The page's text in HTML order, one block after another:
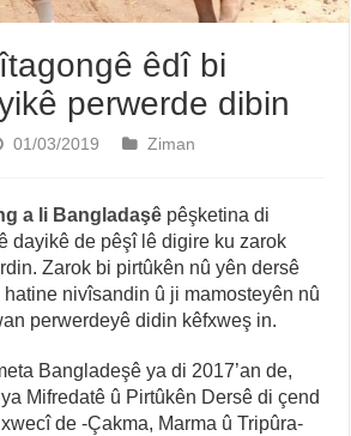
êdî bi
perwerde dibin
01/03/2019
Ziman
a li Bangladaşê pêşketina di
dayikê de pêşî lê digire ku zarok
Zarok bi pirtûkên nû yên dersê
nivîsandin û ji mamosteyên nû
perwerdeyê didin kêfxweş in.
Bangladeşê ya di 2017’an de,
Mifredatê û Pirtûkên Dersê di çend
de -Çakma, Marma û Tripûra-